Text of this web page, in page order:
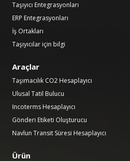
Taşıyıcı Entegrasyonları
ERP Entegrasyonları
İş Ortakları
Taşıyıcılar için bilgi
Araçlar
Taşımacılık CO2 Hesaplayıcı
Ulusal Tatil Bulucu
Incoterms Hesaplayıcı
Gönderi Etiketi Oluşturucu
Navlun Transit Süresi Hesaplayıcı
Ürün